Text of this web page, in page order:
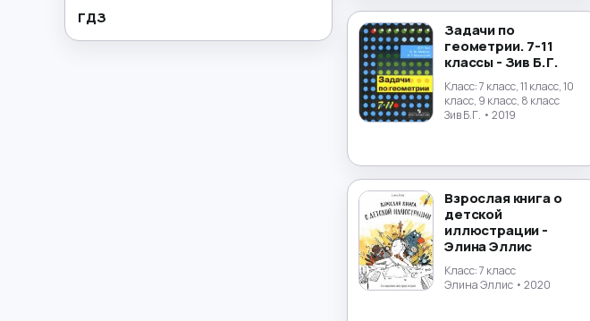
Геометрия
ГДЗ
Задачи по
геометрии. 7-11
классы - Зив Б.Г.
Класс:7 класс, 11 класс, 10
класс, 9 класс, 8 класс
Зив Б.Г. • 2019
Взрослая книга о
детской
иллюстрации -
Элина Эллис
Класс:7 класс
Элина Эллис • 2020